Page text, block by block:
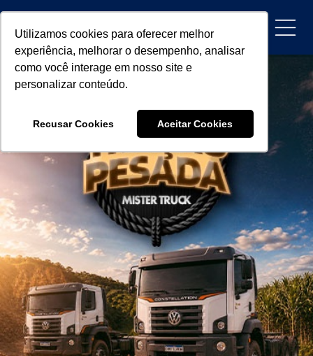
Utilizamos cookies para oferecer melhor
experiência, melhorar o desempenho, analisar
como você interage em nosso site e
personalizar conteúdo.
Recusar Cookies Aceitar Cookies